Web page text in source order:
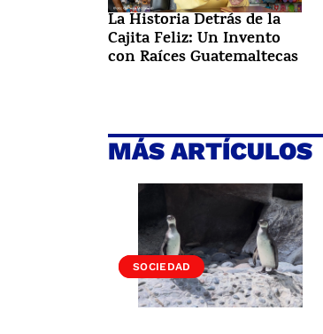
La Historia Detrás de la
Cajita Feliz: Un Invento
con Raíces Guatemaltecas
MÁS ARTÍCULOS
VIDA
SOCIEDAD